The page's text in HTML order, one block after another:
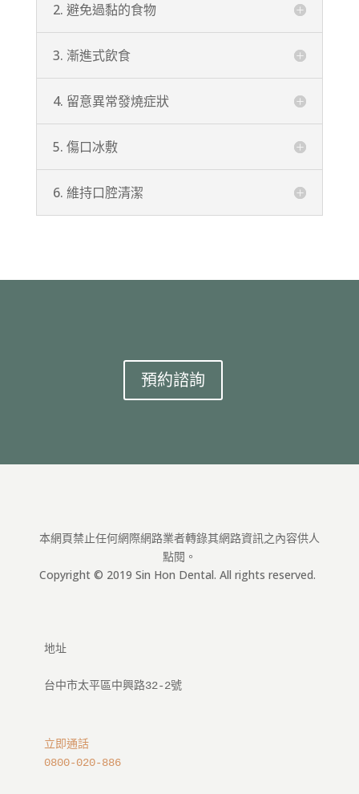
2. 避免過黏的食物
3. 漸進式飲食
4. 留意異常發燒症狀
5. 傷口冰敷
6. 維持口腔清潔
預約諮詢
本網頁禁止任何網際網路業者轉錄其網路資訊之內容供人
點閱。
Copyright © 2019 Sin Hon Dental. All rights reserved.
地址
台中市太平區中興路32-2號
立即通話
0800-020-886